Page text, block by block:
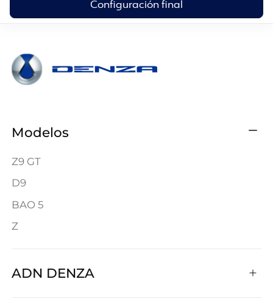
Configuración final
Modelos
Z9 GT
D9
BAO 5
Z
ADN DENZA